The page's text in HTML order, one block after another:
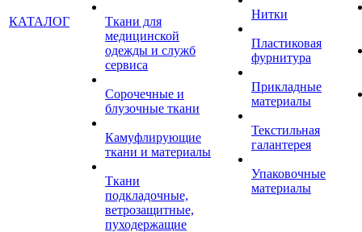
КАТАЛОГ
Ткани для
медицинской
одежды и служб
сервиса
Сорочечные и
блузочные ткани
Камуфлирующие
ткани и материалы
Ткани
подкладочные,
ветрозащитные,
пуходержащие
Нитки
Пластиковая
фурнитура
Прикладные
материалы
Текстильная
галантерея
Упаковочные
материалы